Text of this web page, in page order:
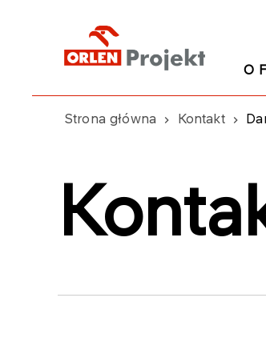
O
Strona główna Kontakt